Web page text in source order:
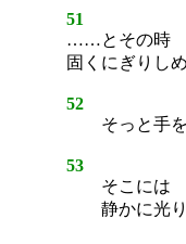
51
……とその時
固くにぎりし
52
そっと手
53
そこには
静かに光り